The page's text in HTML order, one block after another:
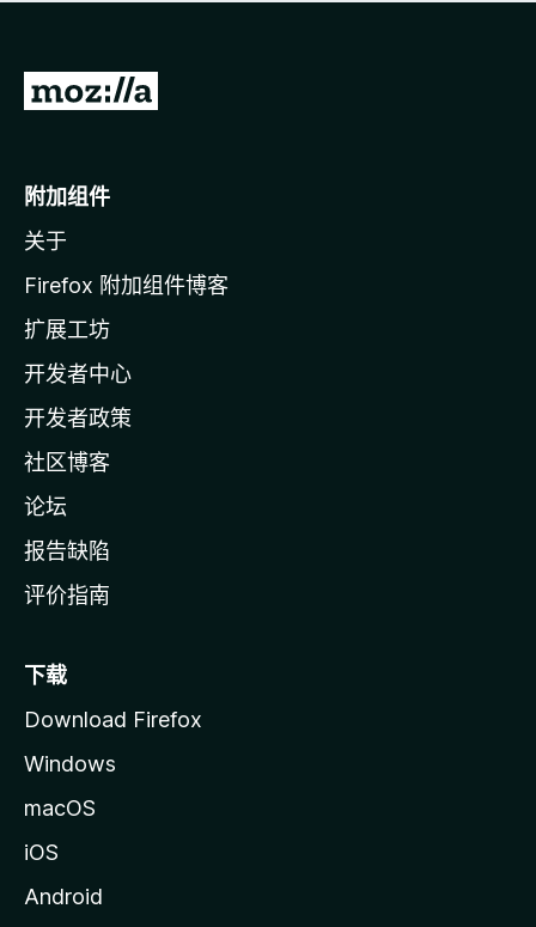
无
转
o
i
l
a
主
页
附加组件
关于
Firefox 附加组件博客
扩展工坊
开发者中心
开发者政策
社区博客
论坛
报告缺陷
评价指南
下载
Download Firefox
Windows
macOS
iOS
Android